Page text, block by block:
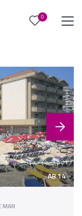
0
AB 14
MAR